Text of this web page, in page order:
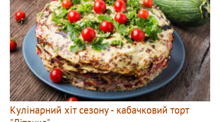
Кулінарний хіт сезону - кабачковий торт